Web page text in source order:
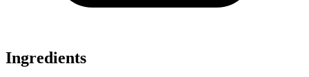
Ingredients